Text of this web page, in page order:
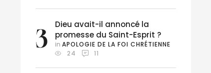
3
Dieu avait-il annoncé la
promesse du Saint-Esprit ?
in APOLOGIE DE LA FOI CHRÉTIENNE
24
11